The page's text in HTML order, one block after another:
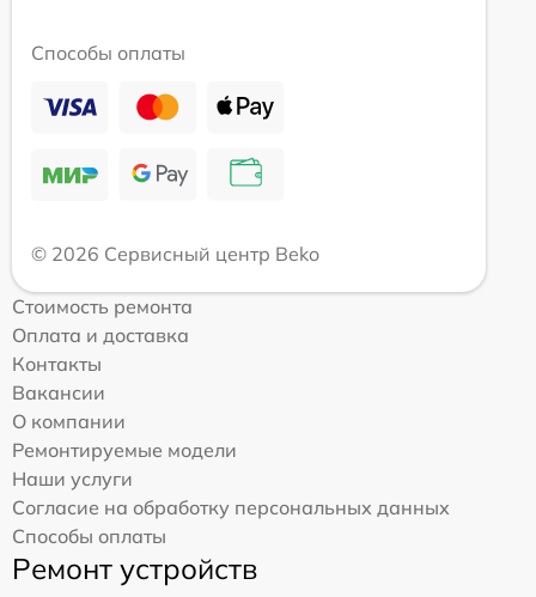
Способы оплаты
© 2026 Сервисный центр Beko
Стоимость ремонта
Оплата и доставка
Контакты
Вакансии
О компании
Ремонтируемые модели
Наши услуги
Согласие на обработку персональных данных
Способы оплаты
Ремонт устройств